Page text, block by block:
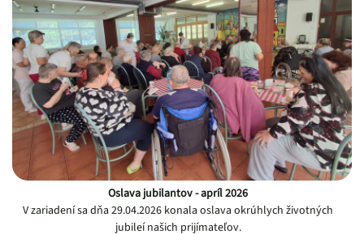
Oslava jubilantov - apríl 2026
V zariadení sa dňa 29.04.2026 konala oslava okrúhlych životných
jubileí našich prijímateľov.